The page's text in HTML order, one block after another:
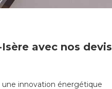
avec nos devis
innovation énergétique